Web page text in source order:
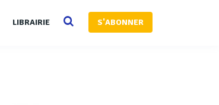
LIBRAIRIE S'ABONNER